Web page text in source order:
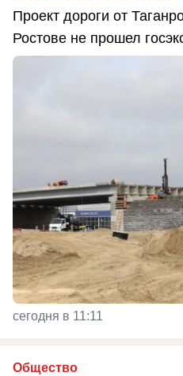
Проект дороги от
Ростове не прошел
сегодня в 11:11
Общество